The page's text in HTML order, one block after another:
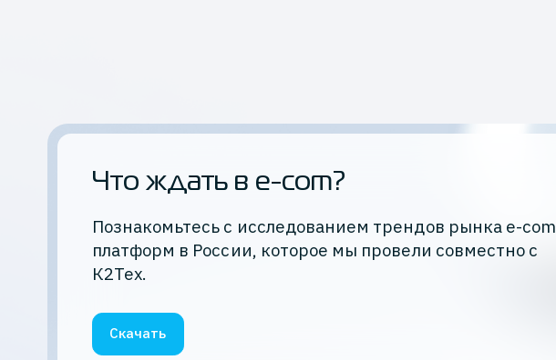
Что ждать в e-com?
Познакомьтесь с исследованием трендов рынка e-com
платформ в России, которое мы провели совместно с
К2Тех.
Скачать